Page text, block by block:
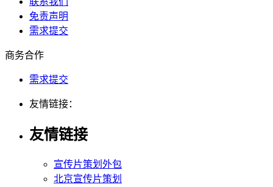
免责声明
需求提交
商务合作
需求提交
友情链接：
友情链接
宣传片策划外包
北京宣传片策划